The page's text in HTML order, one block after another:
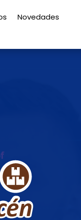
Novedades